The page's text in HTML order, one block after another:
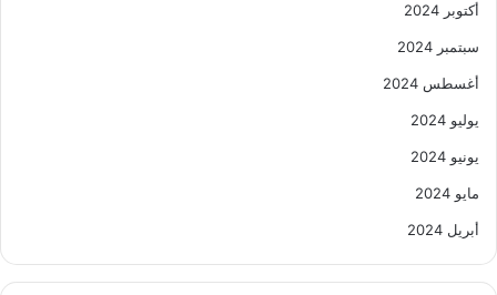
أكتوبر 2024
سبتمبر 2024
أغسطس 2024
يوليو 2024
يونيو 2024
مايو 2024
أبريل 2024